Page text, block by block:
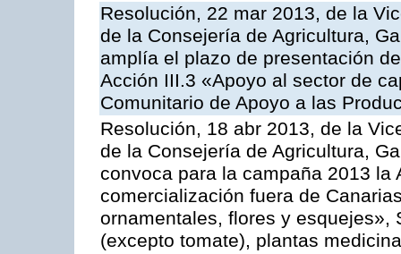
Resolución, 22 mar 2013, de la
de la Consejería de Agricultura,
amplía el plazo de presentación
Acción III.3 «Apoyo al sector de
Comunitario de Apoyo a las
Resolución, 18 abr 2013, de la
de la Consejería de Agricultura,
convoca para la campaña 2013 la
comercialización fuera de
ornamentales, flores y esquejes»,
(excepto tomate), plantas